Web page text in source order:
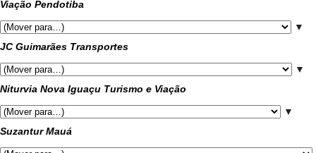
Viação Pendotiba
▼
JC Guimarães Transportes
▼
Niturvia Nova Iguaçu Turismo e Viação
▼
Suzantur Mauá